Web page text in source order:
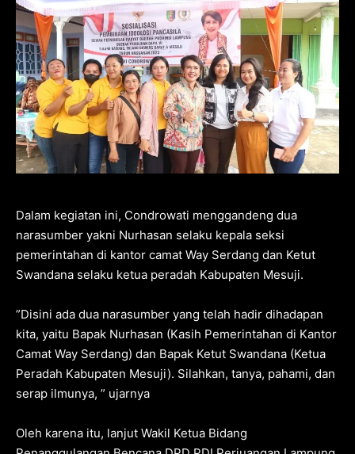
Dalam kegiatan ini, Condrowati menggandeng dua
narasumber yakni Nurhasan selaku kepala seksi
pemerintahan di kantor camat Way Serdang dan Ketut
Swandana selaku ketua peradah Kabupaten Mesuji.
”Disini ada dua narasumber yang telah hadir dihadapan
kita, yaitu Bapak Nurhasan (Kasih Pemerintahan di Kantor
Camat Way Serdang) dan Bapak Ketut Swandana (Ketua
Peradah Kabupaten Mesuji). Silahkan, tanya, pahami, dan
serap ilmunya, ” ujarnya
Oleh karena itu, lanjut Wakil Ketua Bidang